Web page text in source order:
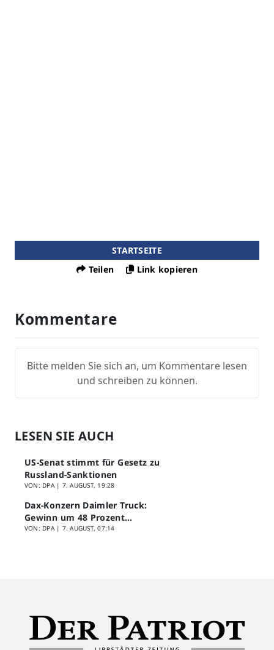
STARTSEITE
Teilen
Link kopieren
Kommentare
Bitte melden Sie sich an, um Kommentare lesen
und schreiben zu können.
LESEN SIE AUCH
US-Senat stimmt für Gesetz zu
Russland-Sanktionen
VON: DPA | 7. AUGUST, 19:28
Dax-Konzern Daimler Truck:
Gewinn um 48 Prozent
eingebrochen
VON: DPA | 7. AUGUST, 07:14